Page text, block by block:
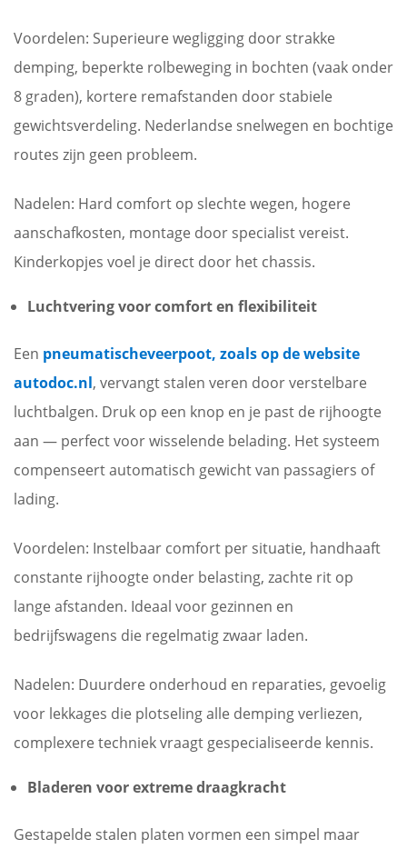
Voordelen: Superieure wegligging door strakke
demping, beperkte rolbeweging in bochten (vaak onder
8 graden), kortere remafstanden door stabiele
gewichtsverdeling. Nederlandse snelwegen en bochtige
routes zijn geen probleem.
Nadelen: Hard comfort op slechte wegen, hogere
aanschafkosten, montage door specialist vereist.
Kinderkopjes voel je direct door het chassis.
Luchtvering voor comfort en flexibiliteit
Een pneumatischeveerpoot, zoals op de website
autodoc.nl, vervangt stalen veren door verstelbare
luchtbalgen. Druk op een knop en je past de rijhoogte
aan — perfect voor wisselende belading. Het systeem
compenseert automatisch gewicht van passagiers of
lading.
Voordelen: Instelbaar comfort per situatie, handhaaft
constante rijhoogte onder belasting, zachte rit op
lange afstanden. Ideaal voor gezinnen en
bedrijfswagens die regelmatig zwaar laden.
Nadelen: Duurdere onderhoud en reparaties, gevoelig
voor lekkages die plotseling alle demping verliezen,
complexere techniek vraagt gespecialiseerde kennis.
Bladeren voor extreme draagkracht
Gestapelde stalen platen vormen een simpel maar